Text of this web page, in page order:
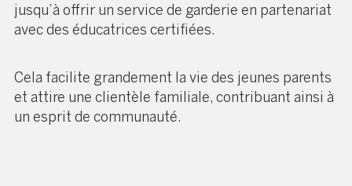
jusqu’à offrir un service de garderie en partenariat
avec des éducatrices certifiées.
Cela facilite grandement la vie des jeunes parents
et attire une clientèle familiale, contribuant ainsi à
un esprit de communauté.